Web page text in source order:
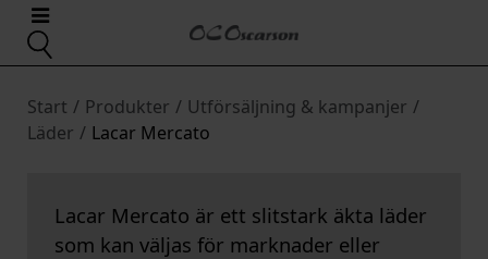
Start / Produkter / Utförsäljning & kampanjer /
Läder / Lacar Mercato
Lacar Mercato är ett slitstark äkta läder
som kan väljas för marknader eller